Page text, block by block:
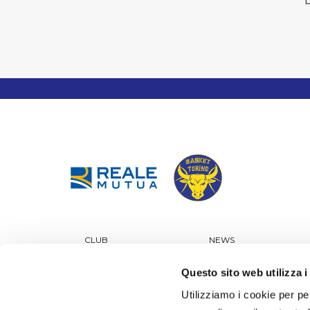
Questo sito web utilizza i
Utilizziamo i cookie per
CLUB
NEWS
SCHOOL CUP
CONTATTI